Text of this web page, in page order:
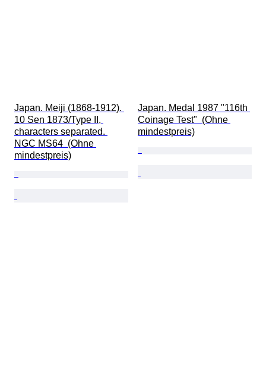
Japan. Meiji (1868-1912).
10 Sen 1873/Type II,
characters separated.
NGC MS64  (Ohne
mindestpreis)
Japan. Medal 1987 "116th
Coinage Test"  (Ohne
mindestpreis)